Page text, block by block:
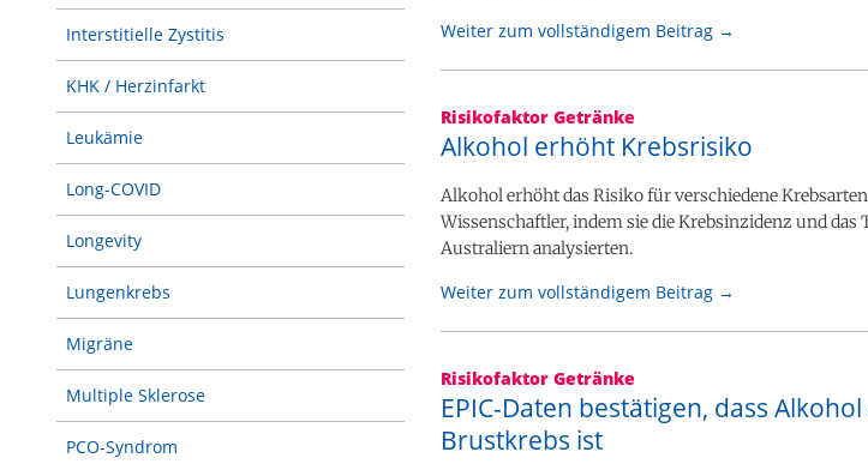
Interstitielle Zystitis
KHK / Herzinfarkt
Leukämie
Long-COVID
Longevity
Lungenkrebs
Migräne
Multiple Sklerose
PCO-Syndrom
Weiter zum vollständigem Beitrag →
Risikofaktor Getränke
Alkohol erhöht Krebsrisiko
Alkohol erhöht das Risiko für verschiedene
Wissenschaftler, indem sie die Krebsinzidenz und
Australiern analysierten.
Weiter zum vollständigem Beitrag →
Risikofaktor Getränke
EPIC-Daten bestätigen, dass
Brustkrebs ist